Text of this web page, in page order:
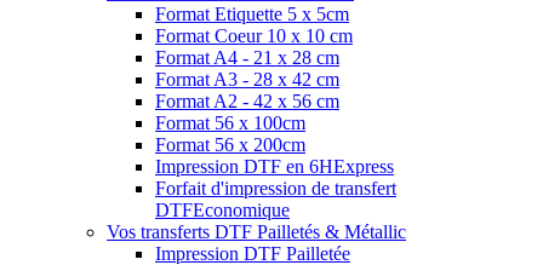
Format Etiquette 5 x 5cm
Format Coeur 10 x 10 cm
Format A4 - 21 x 28 cm
Format A3 - 28 x 42 cm
Format A2 - 42 x 56 cm
Format 56 x 100cm
Format 56 x 200cm
Impression DTF en 6HExpress
Forfait d'impression de transfert
DTFEconomique
Vos transferts DTF Pailletés & Métallic
Impression DTF Pailletée